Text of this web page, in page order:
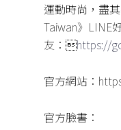
運動時尚，盡
Taiwan》LINE
友：https://
官方網站：
官方臉書：